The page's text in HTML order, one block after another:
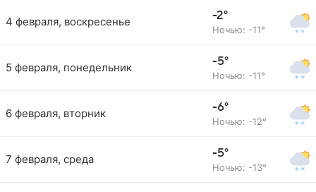
4 февраля, воскресенье -2°
Ночью: -11°
5 февраля, понедельник -5°
Ночью: -11°
6 февраля, вторник -6°
Ночью: -12°
7 февраля, среда -5°
Ночью: -13°